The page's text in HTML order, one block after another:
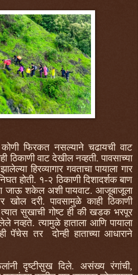
फिरकत नसल्याने चढायची वाट
ठिकाणी वाट देखील नव्हती. पावसाच्या
हिरव्यागार गवताचा पायाला गार
होती. १-२ ठिकाणी दिशादर्शक बाण
जाऊ शकेल अशी पायवाट. आजूबाजूला
खोल दरी. पावसामुळे काही ठिकाणी
सुखाची गोष्ट ही की खडक भरपूर
नव्हते. त्यामुळे हाताला आणि पायाला
पॅचेस तर दोन्ही हाताच्या आधाराने
दृष्टीसुख दिले. असंख्य रंगांची,